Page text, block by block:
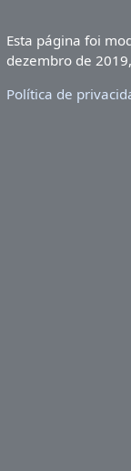
Esta página foi
dezembro de
Política de